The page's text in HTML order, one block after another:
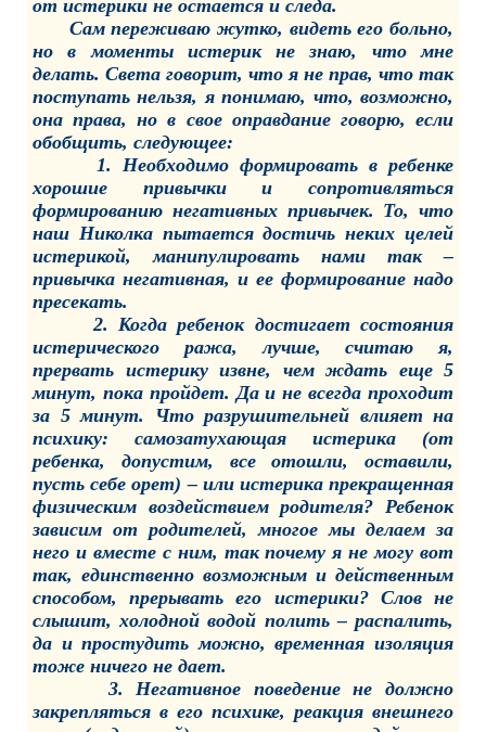
от истерики не остается и следа.
Сам переживаю жутко, видеть его больно,
но в моменты истерик не знаю, что мне
делать. Света говорит, что я не прав, что так
поступать нельзя, я понимаю, что, возможно,
она права, но в свое оправдание говорю, если
обобщить, следующее:
1. Необходимо формировать в ребенке
хорошие привычки и сопротивляться
формированию негативных привычек. То, что
наш Николка пытается достичь неких целей
истерикой, манипулировать нами так –
привычка негативная, и ее формирование надо
пресекать.
2. Когда ребенок достигает состояния
истерического ража, лучше, считаю я,
прервать истерику извне, чем ждать еще 5
минут, пока пройдет. Да и не всегда проходит
за 5 минут. Что разрушительней влияет на
психику: самозатухающая истерика (от
ребенка, допустим, все отошли, оставили,
пусть себе орет) – или истерика прекращенная
физическим воздействием родителя? Ребенок
зависим от родителей, многое мы делаем за
него и вместе с ним, так почему я не могу вот
так, единственно возможным и действенным
способом, прерывать его истерики? Слов не
слышит, холодной водой полить – распалить,
да и простудить можно, временная изоляция
тоже ничего не дает.
3. Негативное поведение не должно
закрепляться в его психике, реакция внешнего